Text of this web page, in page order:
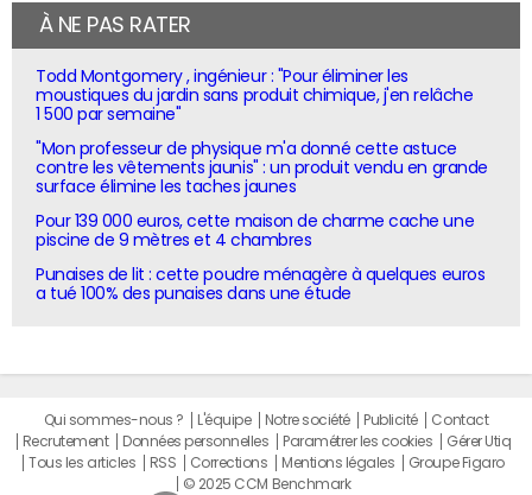
À NE PAS RATER
Todd Montgomery , ingénieur : "Pour éliminer les
moustiques du jardin sans produit chimique, j'en relâche
1 500 par semaine"
"Mon professeur de physique m'a donné cette astuce
contre les vêtements jaunis" : un produit vendu en grande
surface élimine les taches jaunes
Pour 139 000 euros, cette maison de charme cache une
piscine de 9 mètres et 4 chambres
Punaises de lit : cette poudre ménagère à quelques euros
a tué 100% des punaises dans une étude
Qui sommes-nous ? L'équipe Notre société Publicité
Contact
Recrutement
Données personnelles Paramétrer les cookies
Gérer Utiq
Tous les articles
RSS Corrections Mentions légales
Groupe Figaro
© 2025 CCM Benchmark